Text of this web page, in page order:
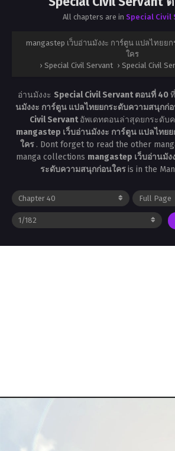
All chapters are in Special Civil
mangastep เว็บอ่านมังงะ การ์ตูน แปลไทยย
ใคร
› Special Civil Servant › Special Civil
อ่านมังงะ Special Civil Servant ตอนที่ 40ที่
นมังงะ การ์ตูน แปลไทยยกระดับความสนุกก่
Civil Servantอัพเดทตอนล่าสุดยกระดับ
mangastep เว็บอ่านมังงะ การ์ตูน แปลไทย
ใคร . Dont forget to read the other
manga collections mangastep เว็บอ่านมั
ระดับความสนุกก่อนใครis in the